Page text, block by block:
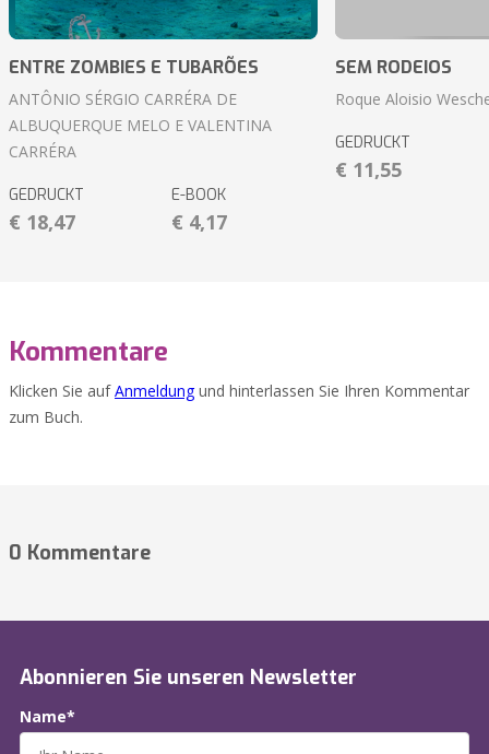
ENTRE ZOMBIES E TUBARÕES
ANTÔNIO SÉRGIO CARRÉRA DE
ALBUQUERQUE MELO E VALENTINA
CARRÉRA
GEDRUCKT
€ 18,47
E-BOOK
€ 4,17
SEM RODEIOS
Roque Aloisio
GEDRUCKT
€ 11,55
Kommentare
Klicken Sie aufAnmeldungund hinterlassen Sie Ihren Kommentar
zum Buch.
0 Kommentare
Abonnieren Sie unseren Newsletter
Name*